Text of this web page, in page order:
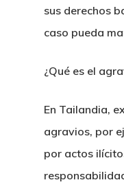
sus derechos
caso pueda
¿Qué es el
En Tailandia,
agravios, por
por actos